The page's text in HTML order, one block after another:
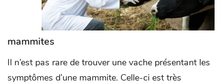
mammites
Il n’est pas rare de trouver une vache présentant les
symptômes d’une mammite. Celle-ci est très